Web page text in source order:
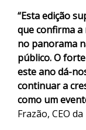
“Esta edição
que confirma a
no panorama
público. O
este ano dá-
continuar a
como um
Frazão, CEO